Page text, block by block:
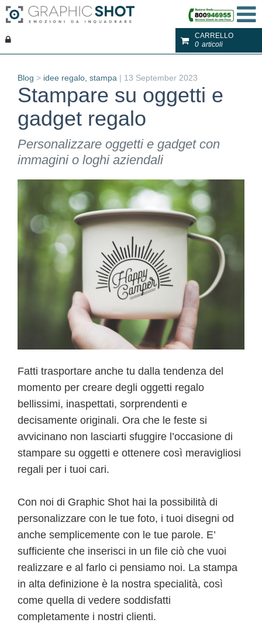
CARRELLO
0 articoli
Blog > idee regalo stampa | 13 September 2023
Stampare su oggetti e
gadget regalo
Personalizzare oggetti e gadget con
immagini o loghi aziendali
Fatti trasportare anche tu dalla tendenza del
momento per creare degli oggetti regalo
bellissimi, inaspettati, sorprendenti e
decisamente originali. Ora che le feste si
avvicinano non lasciarti sfuggire l’occasione di
stampare su oggetti e ottenere così meravigliosi
regali per i tuoi cari.
Con noi di Graphic Shot hai la possibilità di
personalizzare con le tue foto, i tuoi disegni od
anche semplicemente con le tue parole. E’
sufficiente che inserisci in un file ciò che vuoi
realizzare e al farlo ci pensiamo noi. La stampa
in alta definizione è la nostra specialità, così
come quella di vedere soddisfatti
completamente i nostri clienti.